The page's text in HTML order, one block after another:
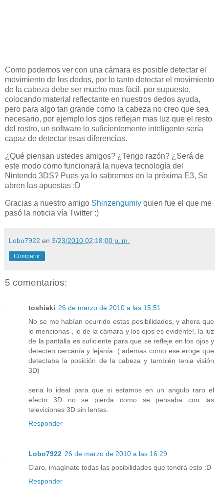
Como podemos ver con una cámara es posible detectar el
movimiento de los dedos, por lo tanto detectar el movimiento
de la cabeza debe ser mucho mas fácil, por supuesto,
colocando material reflectante en nuestros dedos ayuda,
pero para algo tan grande como la cabeza no creo que sea
necesario, por ejemplo los ojos reflejan mas luz que el resto
del rostro, un software lo suficientemente inteligente sería
capaz de detectar esas diferencias.
¿Qué piensan ustedes amigos? ¿Tengo razón? ¿Será de
este modo como funcionará la nueva tecnología del
Nintendo 3DS? Pues ya lo sabremos en la próxima E3, Se
abren las apuestas ;D
Gracias a nuestro amigo Shinzengumiy quien fue el que me
pasó la noticia vía Twitter :)
Lobo7922 en 3/23/2010 02:18:00 p. m.
Compartir
5 comentarios:
toshiaki 26 de marzo de 2010 a las 15:51
No se me habían ocurrido estas posibilidades, y ahora que
lo mencionas , lo de la cámara y los ojos es evidente!, la luz
de la pantalla es suficiente para que se refleje en los ojos y
detecten cercanía y lejanía. ( ademas como ese eroge que
detectaba la posición de la cabeza y también tenia visión
3D)
seria lo ideal para que si estamos en un angulo raro el
efecto 3D no se pierda como se pensaba con las
televiciones 3D sin lentes.
Responder
Lobo7922 26 de marzo de 2010 a las 16:29
Claro, imagínate todas las posibilidades que tendrá esto :D
Responder